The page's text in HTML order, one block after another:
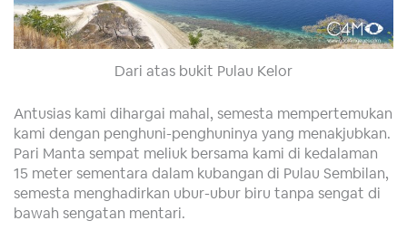
Dari atas bukit Pulau Kelor
Antusias kami dihargai mahal, semesta mempertemukan
kami dengan penghuni-penghuninya yang menakjubkan.
Pari Manta sempat meliuk bersama kami di kedalaman
15 meter sementara dalam kubangan di Pulau Sembilan,
semesta menghadirkan ubur-ubur biru tanpa sengat di
bawah sengatan mentari.